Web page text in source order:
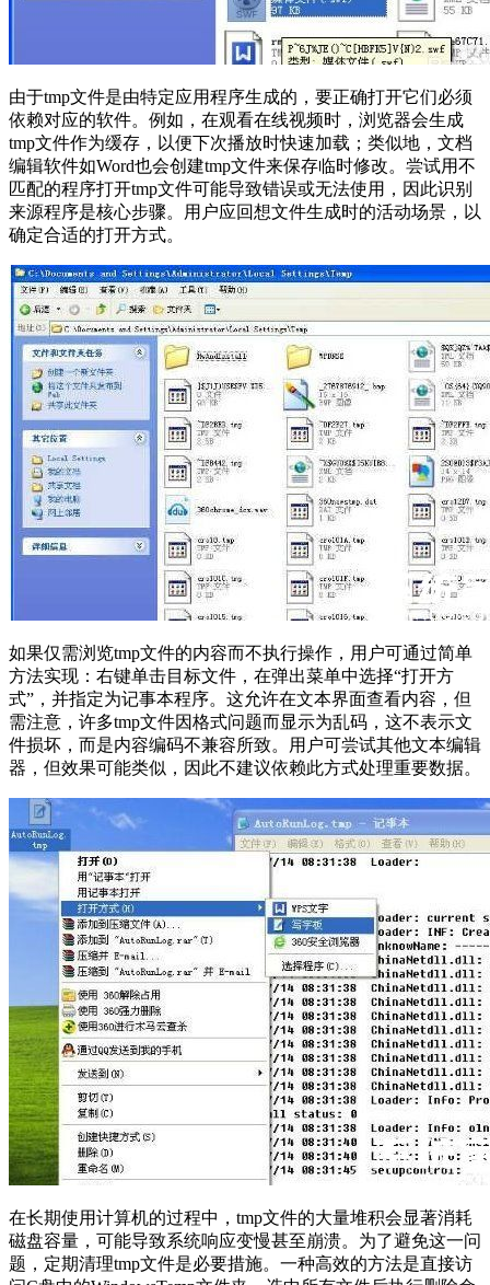
由于tmp文件是由特定应用程序生成的，要正确打开它们必须
依赖对应的软件。例如，在观看在线视频时，浏览器会生成
tmp文件作为缓存，以便下次播放时快速加载；类似地，文档
编辑软件如Word也会创建tmp文件来保存临时修改。尝试用不
匹配的程序打开tmp文件可能导致错误或无法使用，因此识别
来源程序是核心步骤。用户应回想文件生成时的活动场景，以
确定合适的打开方式。
如果仅需浏览tmp文件的内容而不执行操作，用户可通过简单
方法实现：右键单击目标文件，在弹出菜单中选择“打开方
式”，并指定为记事本程序。这允许在文本界面查看内容，但
需注意，许多tmp文件因格式问题而显示为乱码，这不表示文
件损坏，而是内容编码不兼容所致。用户可尝试其他文本编辑
器，但效果可能类似，因此不建议依赖此方式处理重要数据。
在长期使用计算机的过程中，tmp文件的大量堆积会显著消耗
磁盘容量，可能导致系统响应变慢甚至崩溃。为了避免这一问
题，定期清理tmp文件是必要措施。一种高效的方法是直接访